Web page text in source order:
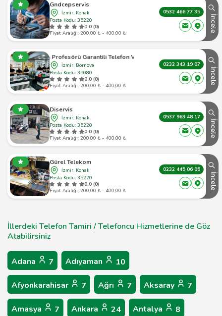
Gndcepservis
İzmir, Konak
Posta Kodu: 35220
0.0 (0)
Fiyat Aralığı: 200,00 ₺ - 400,00 ₺
0532 466 77 35
İncele
Telefon Profesörü Garantili Telefon Ve Tablet Tamir
İzmir, Bornova
Posta Kodu: 35080
0.0 (0)
Fiyat Aralığı: 200,00 ₺ - 400,00 ₺
0232 343 19 07
İncele
Diservis
İzmir, Konak
Posta Kodu: 35220
0.0 (0)
Fiyat Aralığı: 200,00 ₺ - 400,00 ₺
0537 963 48 17
İncele
Gürel Telekom
İzmir, Konak
Posta Kodu: 35220
0.0 (0)
Fiyat Aralığı: 200,00 ₺ - 400,00 ₺
0232 445 06 05
İncele
İllerdeki Telefon Tamiri / Telefoncu Hizmetlerine de Göz
Atabilirsiniz
Adana 7 Adıyaman 10
Afyonkarahisar 7 Ağrı 7 Aksaray 7
Amasya 7 Ankara 24 Antalya 8